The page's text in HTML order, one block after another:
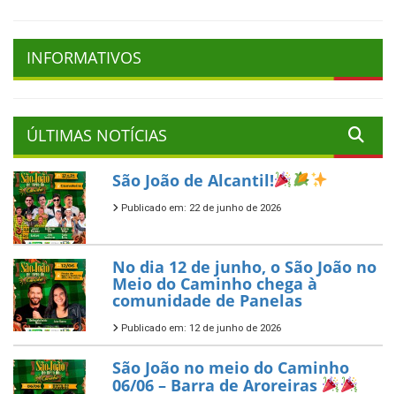
INFORMATIVOS
ÚLTIMAS NOTÍCIAS
São João de Alcantil!
Publicado em: 22 de junho de 2026
No dia 12 de junho, o São João no
Meio do Caminho chega à
comunidade de Panelas
Publicado em: 12 de junho de 2026
São João no meio do Caminho
06/06 – Barra de Aroreiras